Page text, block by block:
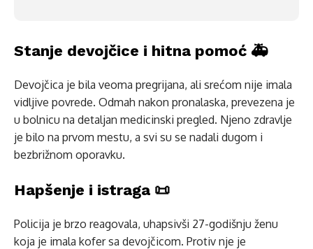
Stanje devojčice i hitna pomoć 🚑
Devojčica je bila veoma pregrijana, ali srećom nije imala
vidljive povrede. Odmah nakon pronalaska, prevezena je
u bolnicu na detaljan medicinski pregled. Njeno zdravlje
je bilo na prvom mestu, a svi su se nadali dugom i
bezbrižnom oporavku.
Hapšenje i istraga 📜
Policija je brzo reagovala, uhapsivši 27-godišnju ženu
koja je imala kofer sa devojčicom. Protiv nje je